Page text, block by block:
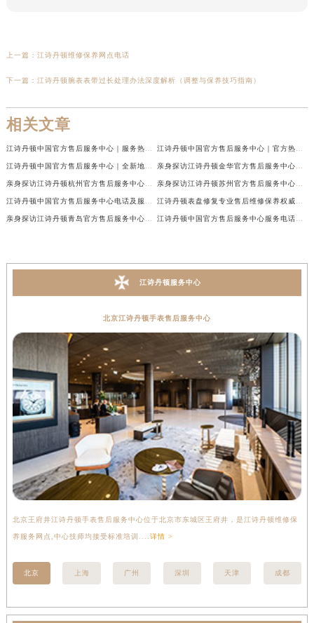
上一篇： 江诗丹顿维修保养网点电话
下一篇： 江诗丹顿腕表表带过长处理办法深度解析（调整与保养技巧指南）
相关文章
江诗丹顿服务中心
北京江诗丹顿手表售后服务中心
北京王府井江诗丹顿手表售后服务中心位于北京市东城区王府井，是江诗丹顿维修保
养服务网点,中心技师均接受标准培训.... 详情 >
北京 上海 广州 深圳 天津 成都